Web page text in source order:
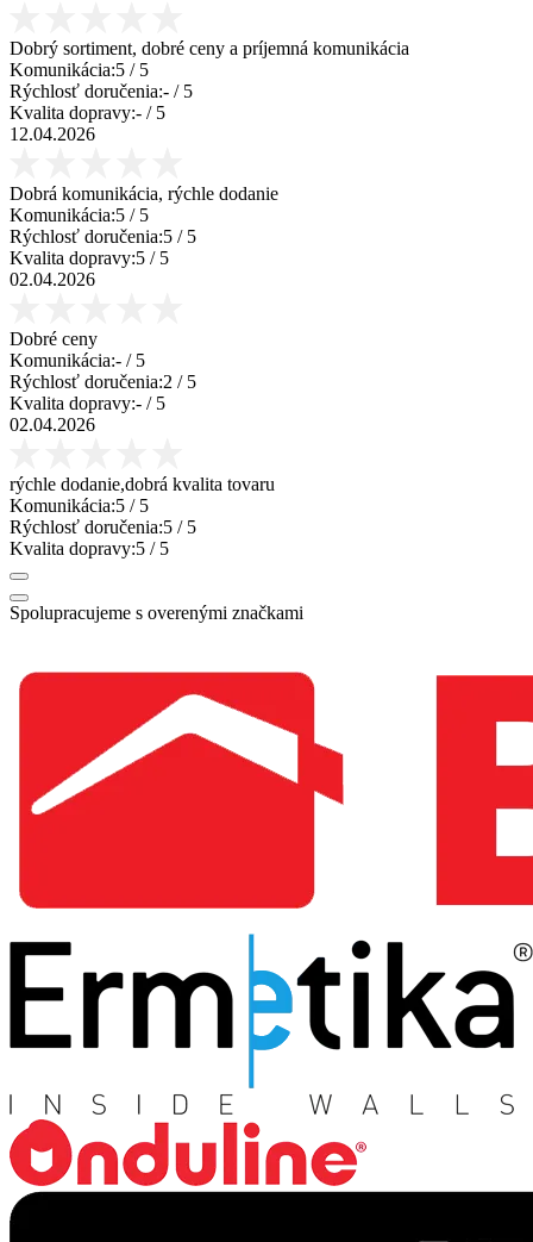
Dobrý sortiment, dobré ceny a príjemná komunikácia
Komunikácia:5 / 5
Rýchlosť doručenia:- / 5
Kvalita dopravy:- / 5
12.04.2026
Dobrá komunikácia, rýchle dodanie
Komunikácia:5 / 5
Rýchlosť doručenia:5 / 5
Kvalita dopravy:5 / 5
02.04.2026
Dobré ceny
Komunikácia:- / 5
Rýchlosť doručenia:2 / 5
Kvalita dopravy:- / 5
02.04.2026
rýchle dodanie,dobrá kvalita tovaru
Komunikácia:5 / 5
Rýchlosť doručenia:5 / 5
Kvalita dopravy:5 / 5
Spolupracujeme s overenými značkami